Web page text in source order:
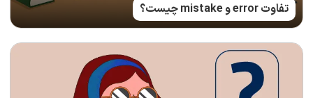
تفاوت error و mistake چیست؟